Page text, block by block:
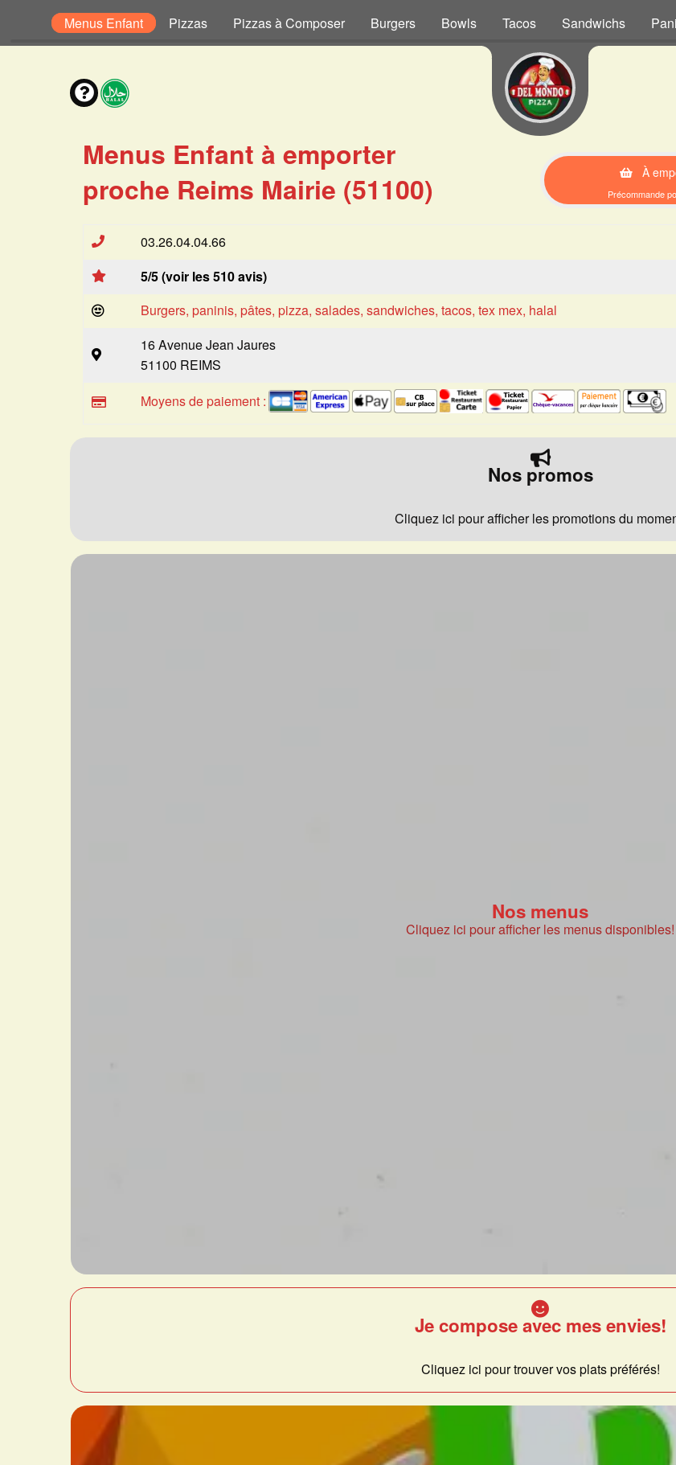
Menus Enfant Pizzas Pizzas à Composer Burgers Bowls Tacos Sandwichs
Menus Enfant à emporter
proche Reims Mairie (51100)
À
Précommande
03.26.04.04.66
5/5 (voir les 510 avis)
Burgers, paninis, pâtes, pizza, salades, sandwiches, tacos, tex mex, halal
16 Avenue Jean Jaures
51100 REIMS
Moyens de paiement :
Nos promos
Cliquez ici pour afficher les promotions du
Nos menus
Cliquez ici pour afficher les menus disponibles!
Je compose avec mes envies!
Cliquez ici pour trouver vos plats préférés!